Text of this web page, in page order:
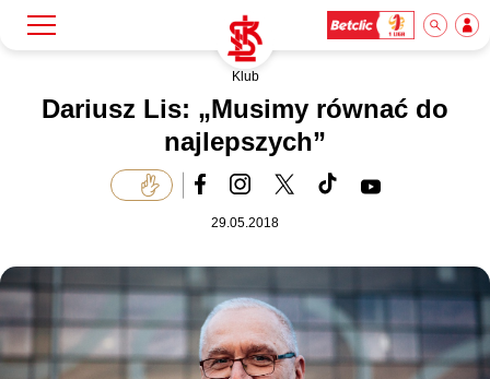
Klub
Akademia
Klub
Dariusz Lis: „Musimy równać do
najlepszych”
29.05.2018